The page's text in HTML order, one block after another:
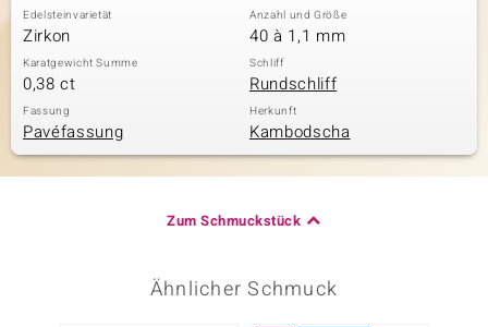
Edelsteinvarietät
Zirkon
Anzahl und Größe
40 à 1,1 mm
Karatgewicht Summe
0,38 ct
Schliff
Rundschliff
Fassung
Pavéfassung
Herkunft
Kambodscha
Zum Schmuckstück
Ähnlicher Schmuck